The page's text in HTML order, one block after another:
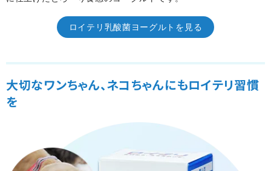
ロイテリ乳酸菌ヨーグルトを見る
大切なワンちゃん、ネコちゃんにもロイテリ習慣
を